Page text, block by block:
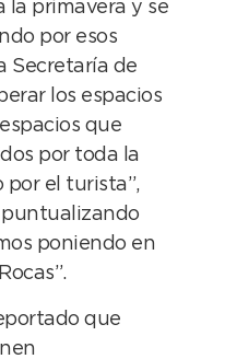
la primavera y se
por esos
Secretaría de
los espacios
que
por toda la
por el turista”,
poniendo en
que